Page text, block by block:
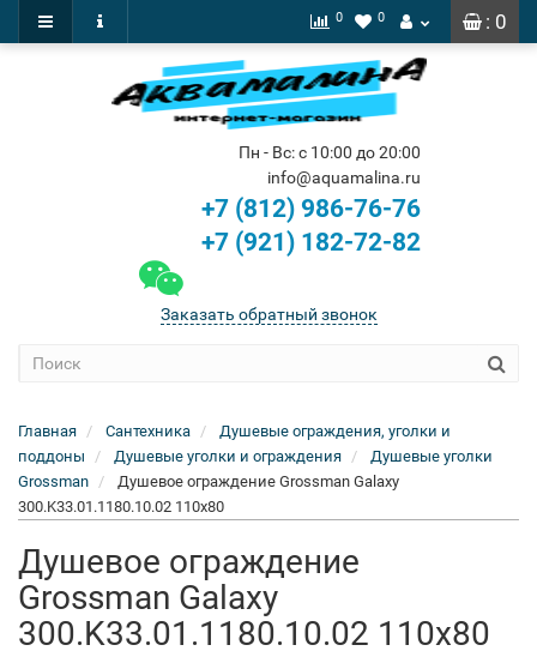
: 0
0 0
Пн - Вс: с 10:00 до 20:00
info@aquamalina.ru
+7 (812) 986-76-76
+7 (921) 182-72-82
Заказать обратный звонок
Главная Сантехника
Душевые ограждения, уголки и
поддоны
Душевые уголки и ограждения
Душевые уголки
Grossman
Душевое ограждение Grossman Galaxy
300.K33.01.1180.10.02 110x80
Душевое ограждение
Grossman Galaxy
300.K33.01.1180.10.02 110x80